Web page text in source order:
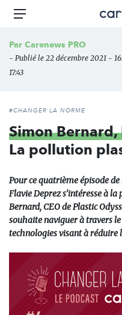
Aller
principal
des
Menu
Par Carenews PRO
- Publié le 22 décembre 2021 -
17:43
#CHANGER LA NORME
Simon Bernard,
La pollution
Pour ce quatrième épisode
Flavie Deprez s’intéresse à
Bernard, CEO de Plastic
souhaite naviguer à travers
technologies visant à